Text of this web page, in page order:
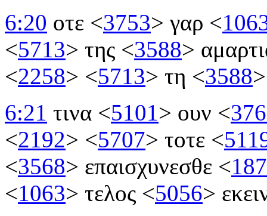
6:20 οτε <3753> γαρ <
<5713> της <3588>
<2258> <5713> τη <3588>
6:21 τινα <5101> ουν <
<2192> <5707> τοτε <
<3568> επαισχυνεσθε <
<1063> τελος <5056>